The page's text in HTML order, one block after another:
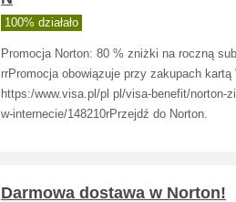
100% działało
Promocja Norton: 80 % zniżki na roczną
rrPromocja obowiązuje przy zakupach
https:/www.visa.pl/pl pl/visa-benefit/norton-
w-internecie/148210rPrzejdź do Norton.
Darmowa dostawa w Norton!